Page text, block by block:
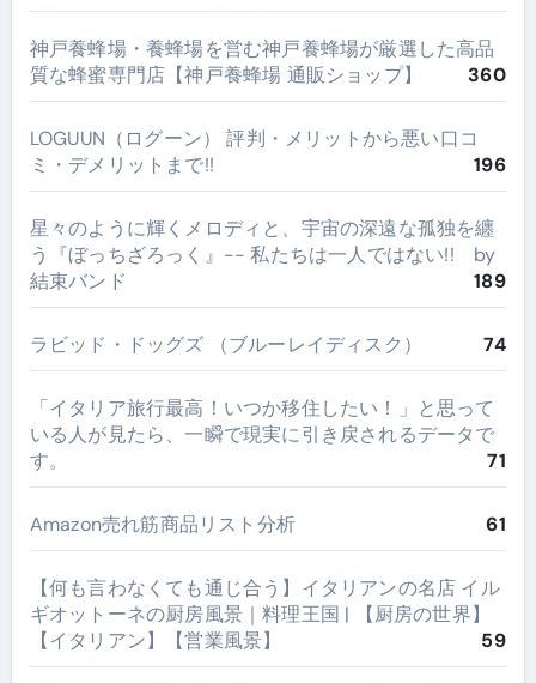
神戸養蜂場・養蜂場を営む神戸養蜂場が厳選した高品
質な蜂蜜専門店【神戸養蜂場 通販ショップ】
360
LOGUUN（ログーン） 評判・メリットから悪い口コ
ミ・デメリットまで!!
196
星々のように輝くメロディと、宇宙の深遠な孤独を纏
う『ぼっちざろっく』-- 私たちは一人ではない!! by
結束バンド
189
ラビッド・ドッグズ （ブルーレイディスク） 74
​「イタリア旅行最高！いつか移住したい！」と思って
いる人が見たら、一瞬で現実に引き戻されるデータで
す。
71
Amazon売れ筋商品リスト分析 61
【何も言わなくても通じ合う】イタリアンの名店 イル
ギオットーネの厨房風景｜料理王国 | 【厨房の世界】
【イタリアン】【営業風景】
59